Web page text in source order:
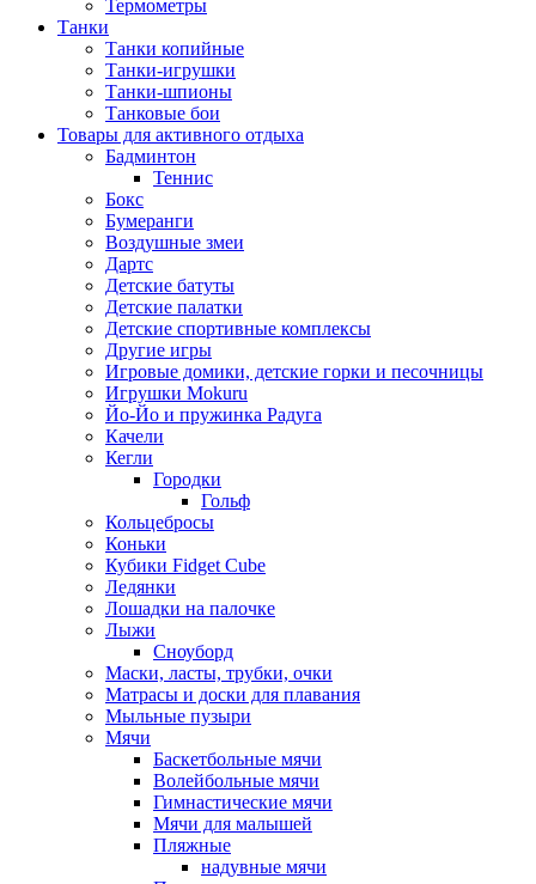
Термометры
Танки
Танки копийные
Танки-игрушки
Танки-шпионы
Танковые бои
Товары для активного отдыха
Бадминтон
Теннис
Бокс
Бумеранги
Воздушные змеи
Дартс
Детские батуты
Детские палатки
Детские спортивные комплексы
Другие игры
Игровые домики, детские горки и песочницы
Игрушки Mokuru
Йо-Йо и пружинка Радуга
Качели
Кегли
Городки
Гольф
Кольцебросы
Коньки
Кубики Fidget Cube
Ледянки
Лошадки на палочке
Лыжи
Сноуборд
Маски, ласты, трубки, очки
Матрасы и доски для плавания
Мыльные пузыри
Мячи
Баскетбольные мячи
Волейбольные мячи
Гимнастические мячи
Мячи для малышей
Пляжные
надувные мячи